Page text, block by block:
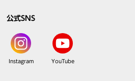
公式SNS
Instagram YouTube